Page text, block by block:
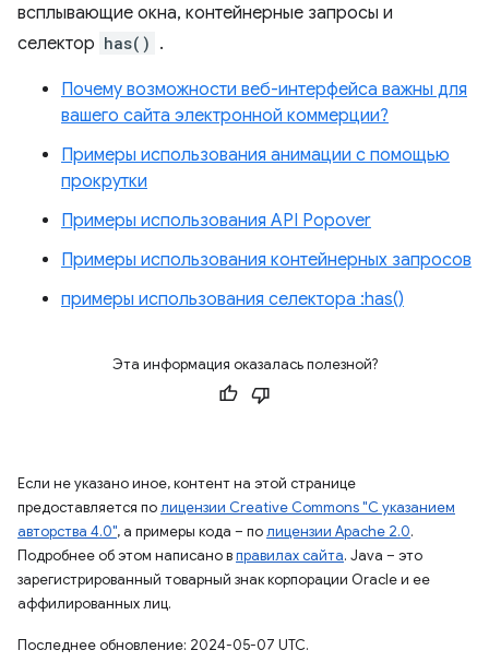
всплывающие окна, контейнерные запросы и
селектор has() .
Почему возможности веб-интерфейса важны для
вашего сайта электронной коммерции?
Примеры использования анимации с помощью
прокрутки
Примеры использования API Popover
Примеры использования контейнерных запросов
примеры использования селектора :has()
Эта информация оказалась полезной?
Если не указано иное, контент на этой странице
предоставляется полицензии Creative Commons "С указанием
авторства 4.0", а примеры кода – полицензии Apache 2.0.
Подробнее об этом написано вправилах сайта. Java – это
зарегистрированный товарный знак корпорации Oracle и ее
аффилированных лиц.
Последнее обновление: 2024-05-07 UTC.